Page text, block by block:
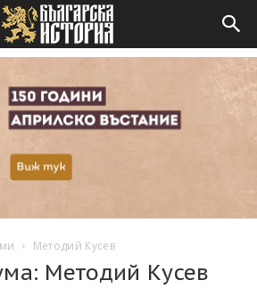
Методий Кусев
Методий Кусев